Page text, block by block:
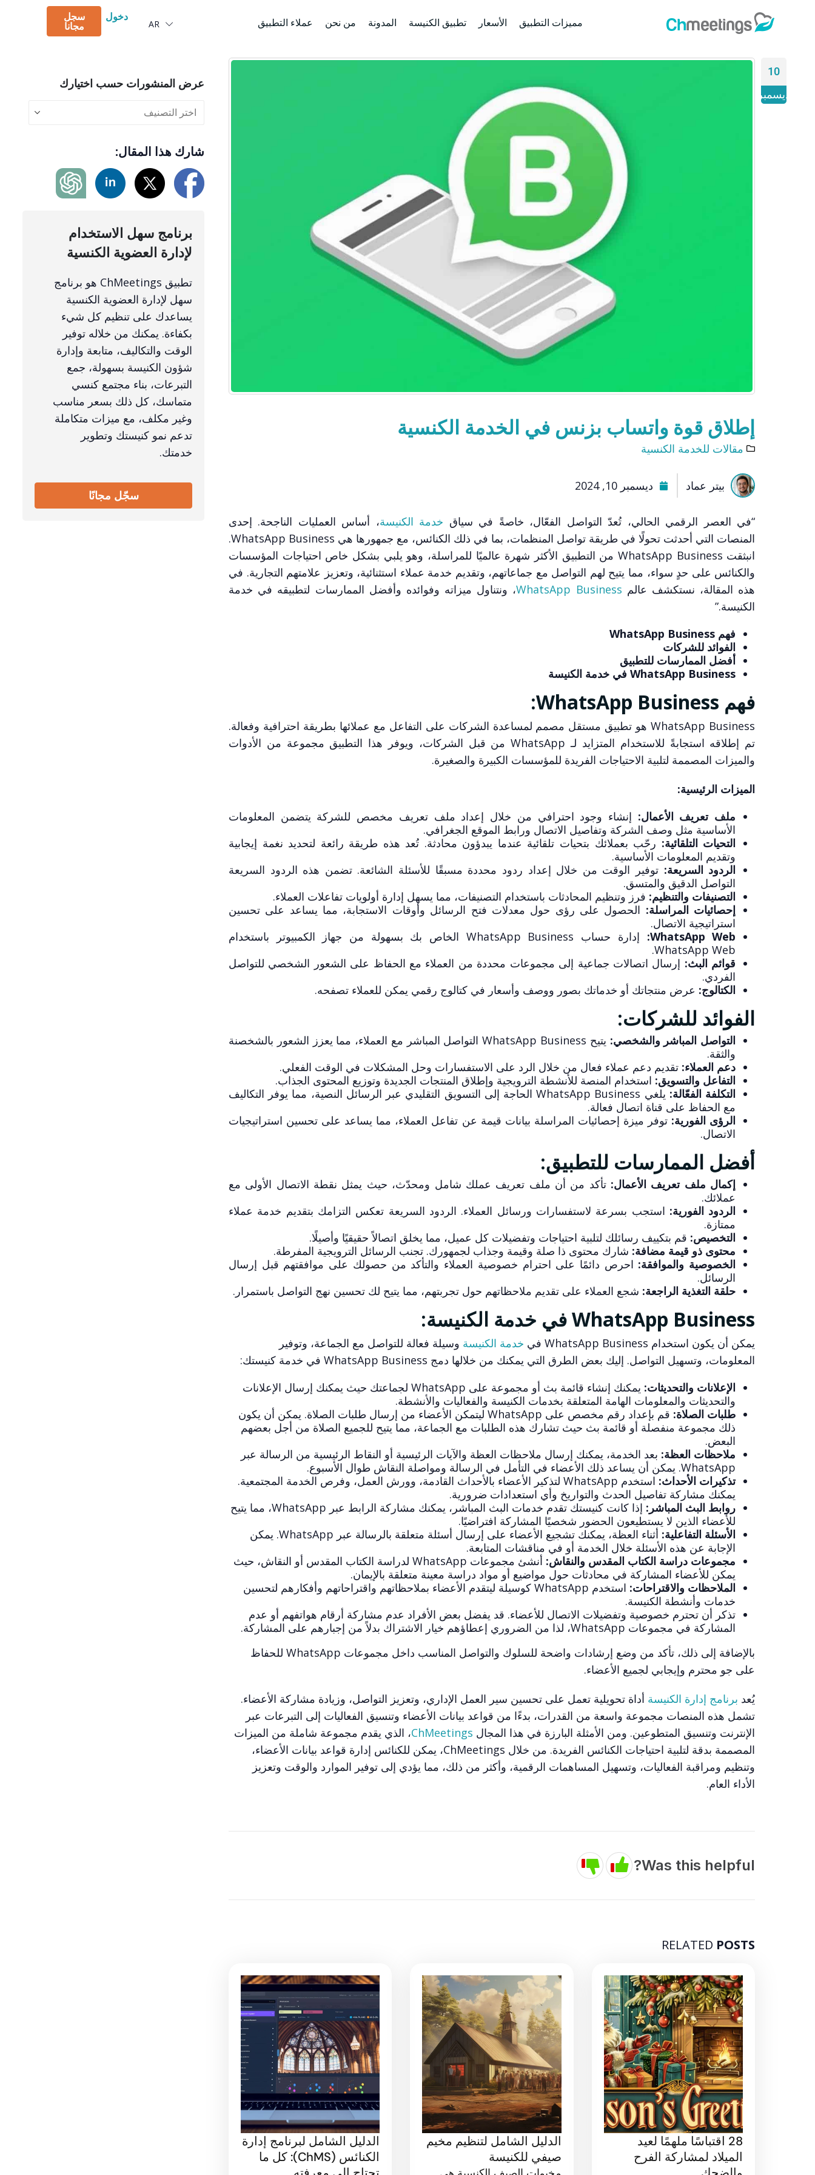
مميزات التطبيق الأسعار تطبيق الكنيسة المدونة من نحن عملاء التطبيق AR
Deutsch
دخول سجل
مجانا
10
ديسمبر
إطلاق قوة واتساب بزنس في الخدمة الكنسية
مقالات للخدمة الكنسية
بيتر عماد ديسمبر 10, 2024
“في العصر الرقمي الحالي، تُعدّ التواصل الفعّال، خاصةً في سياق خدمة الكنيسة، أساس العمليات الناجحة. إحدى
المنصات التي أحدثت تحولًا في طريقة تواصل المنظمات، بما في ذلك الكنائس، مع جمهورها هي WhatsApp Business.
انبثقت WhatsApp Business من التطبيق الأكثر شهرة عالميًا للمراسلة، وهو يلبي بشكل خاص احتياجات المؤسسات
والكنائس على حدٍ سواء، مما يتيح لهم التواصل مع جماعاتهم، وتقديم خدمة عملاء استثنائية، وتعزيز علامتهم التجارية. في
هذه المقالة، نستكشف عالم WhatsApp Business، ونتناول ميزاته وفوائده وأفضل الممارسات لتطبيقه في خدمة
الكنيسة.”
فهم WhatsApp Business
الفوائد للشركات
أفضل الممارسات للتطبيق
WhatsApp Business في خدمة الكنيسة
فهم WhatsApp Business:
WhatsApp Business هو تطبيق مستقل مصمم لمساعدة الشركات على التفاعل مع عملائها بطريقة احترافية وفعالة.
تم إطلاقه استجابةً للاستخدام المتزايد لـ WhatsApp من قبل الشركات، ويوفر هذا التطبيق مجموعة من الأدوات
والميزات المصممة لتلبية الاحتياجات الفريدة للمؤسسات الكبيرة والصغيرة.
الميزات الرئيسية:
ملف تعريف الأعمال: إنشاء وجود احترافي من خلال إعداد ملف تعريف مخصص للشركة يتضمن المعلومات
الأساسية مثل وصف الشركة وتفاصيل الاتصال ورابط الموقع الجغرافي.
التحيات التلقائية: رحّب بعملائك بتحيات تلقائية عندما يبدؤون محادثة. تُعد هذه طريقة رائعة لتحديد نغمة إيجابية
وتقديم المعلومات الأساسية.
الردود السريعة: توفير الوقت من خلال إعداد ردود محددة مسبقًا للأسئلة الشائعة. تضمن هذه الردود السريعة
التواصل الدقيق والمتسق.
التصنيفات والتنظيم: فرز وتنظيم المحادثات باستخدام التصنيفات، مما يسهل إدارة أولويات تفاعلات العملاء.
إحصائيات المراسلة: الحصول على رؤى حول معدلات فتح الرسائل وأوقات الاستجابة، مما يساعد على تحسين
استراتيجية الاتصال.
WhatsApp Web:
إدارة حساب WhatsApp Business الخاص بك بسهولة من جهاز الكمبيوتر باستخدام
WhatsApp Web.
قوائم البث: إرسال اتصالات جماعية إلى مجموعات محددة من العملاء مع الحفاظ على الشعور الشخصي للتواصل
الفردي.
الكتالوج: عرض منتجاتك أو خدماتك بصور ووصف وأسعار في كتالوج رقمي يمكن للعملاء تصفحه.
الفوائد للشركات:
التواصل المباشر والشخصي:
يتيح WhatsApp Business التواصل المباشر مع العملاء، مما يعزز الشعور بالشخصنة
والثقة.
دعم العملاء: تقديم دعم عملاء فعال من خلال الرد على الاستفسارات وحل المشكلات في الوقت الفعلي.
التفاعل والتسويق: استخدام المنصة للأنشطة الترويجية وإطلاق المنتجات الجديدة وتوزيع المحتوى الجذاب.
التكلفة الفعّالة:
يلغي WhatsApp Business الحاجة إلى التسويق التقليدي عبر الرسائل النصية، مما يوفر التكاليف
مع الحفاظ على قناة اتصال فعالة.
الرؤى الفورية: توفر ميزة إحصائيات المراسلة بيانات قيمة عن تفاعل العملاء، مما يساعد على تحسين استراتيجيات
الاتصال.
أفضل الممارسات للتطبيق:
إكمال ملف تعريف الأعمال: تأكد من أن ملف تعريف عملك شامل ومحدّث، حيث يمثل نقطة الاتصال الأولى مع
عملائك.
الردود الفورية: استجب بسرعة لاستفسارات ورسائل العملاء. الردود السريعة تعكس التزامك بتقديم خدمة عملاء
ممتازة.
التخصيص: قم بتكييف رسائلك لتلبية احتياجات وتفضيلات كل عميل، مما يخلق اتصالاً حقيقيًا وأصيلًا.
محتوى ذو قيمة مضافة: شارك محتوى ذا صلة وقيمة وجذاب لجمهورك. تجنب الرسائل الترويجية المفرطة.
الخصوصية والموافقة: احرص دائمًا على احترام خصوصية العملاء والتأكد من حصولك على موافقتهم قبل إرسال
الرسائل.
حلقة التغذية الراجعة: شجع العملاء على تقديم ملاحظاتهم حول تجربتهم، مما يتيح لك تحسين نهج التواصل باستمرار.
WhatsApp Business في خدمة الكنيسة:
يمكن أن يكون استخدام WhatsApp Business في خدمة الكنيسة وسيلة فعالة للتواصل مع الجماعة، وتوفير
المعلومات، وتسهيل التواصل. إليك بعض الطرق التي يمكنك من خلالها دمج WhatsApp Business في خدمة كنيستك:
الإعلانات والتحديثات:
يمكنك إنشاء قائمة بث أو مجموعة على WhatsApp لجماعتك حيث يمكنك إرسال الإعلانات
والتحديثات والمعلومات الهامة المتعلقة بخدمات الكنيسة والفعاليات والأنشطة.
طلبات الصلاة:
قم بإعداد رقم مخصص على WhatsApp ليتمكن الأعضاء من إرسال طلبات الصلاة. يمكن أن يكون
ذلك مجموعة منفصلة أو قائمة بث حيث تشارك هذه الطلبات مع الجماعة، مما يتيح للجميع الصلاة من أجل بعضهم
البعض.
ملاحظات العظة: بعد الخدمة، يمكنك إرسال ملاحظات العظة والآيات الرئيسية أو النقاط الرئيسية من الرسالة عبر
WhatsApp. يمكن أن يساعد ذلك الأعضاء في التأمل في الرسالة ومواصلة النقاش طوال الأسبوع.
تذكيرات الأحداث:
استخدم WhatsApp لتذكير الأعضاء بالأحداث القادمة، وورش العمل، وفرص الخدمة المجتمعية.
يمكنك مشاركة تفاصيل الحدث والتواريخ وأي استعدادات ضرورية.
روابط البث المباشر:
إذا كانت كنيستك تقدم خدمات البث المباشر، يمكنك مشاركة الرابط عبر WhatsApp، مما يتيح
للأعضاء الذين لا يستطيعون الحضور شخصيًا المشاركة افتراضيًا.
الأسئلة التفاعلية:
أثناء العظة، يمكنك تشجيع الأعضاء على إرسال أسئلة متعلقة بالرسالة عبر WhatsApp. يمكن
الإجابة عن هذه الأسئلة خلال الخدمة أو في مناقشات المتابعة.
مجموعات دراسة الكتاب المقدس والنقاش:
أنشئ مجموعات WhatsApp لدراسة الكتاب المقدس أو النقاش، حيث
يمكن للأعضاء المشاركة في محادثات حول مواضيع أو مواد دراسة معينة متعلقة بالإيمان.
الملاحظات والاقتراحات:
استخدم WhatsApp كوسيلة ليتقدم الأعضاء بملاحظاتهم واقتراحاتهم وأفكارهم لتحسين
خدمات وأنشطة الكنيسة.
تذكر أن تحترم خصوصية وتفضيلات الاتصال للأعضاء. قد يفضل بعض الأفراد عدم مشاركة أرقام هواتفهم أو عدم
المشاركة في مجموعات WhatsApp، لذا من الضروري إعطاؤهم خيار الاشتراك بدلاً من إجبارهم على المشاركة.
بالإضافة إلى ذلك، تأكد من وضع إرشادات واضحة للسلوك والتواصل المناسب داخل مجموعات WhatsApp للحفاظ
على جو محترم وإيجابي لجميع الأعضاء.
يُعد برنامج إدارة الكنيسة أداة تحويلية تعمل على تحسين سير العمل الإداري، وتعزيز التواصل، وزيادة مشاركة الأعضاء.
تشمل هذه المنصات مجموعة واسعة من القدرات، بدءًا من قواعد بيانات الأعضاء وتنسيق الفعاليات إلى التبرعات عبر
الإنترنت وتنسيق المتطوعين. ومن الأمثلة البارزة في هذا المجال ChMeetings، الذي يقدم مجموعة شاملة من الميزات
المصممة بدقة لتلبية احتياجات الكنائس الفريدة. من خلال ChMeetings، يمكن للكنائس إدارة قواعد بيانات الأعضاء،
وتنظيم ومراقبة الفعاليات، وتسهيل المساهمات الرقمية، وأكثر من ذلك، مما يؤدي إلى توفير الموارد والوقت وتعزيز
الأداء العام.
Was this helpful?
RELATED POSTS
28 اقتباسًا ملهمًا لعيد
الميلاد لمشاركة الفرح
الدليل الشامل لتنظيم مخيم
صيفي للكنيسة
الدليل الشامل لبرنامج إدارة
الكنائس (ChMS): كل ما
عرض المنشورات حسب اختيارك
شارك هذا المقال:
برنامج سهل الاستخدام
لإدارة العضوية الكنسية
تطبيق ChMeetings هو برنامج
سهل لإدارة العضوية الكنسية
يساعدك على تنظيم كل شيء
بكفاءة. يمكنك من خلاله توفير
الوقت والتكاليف، متابعة وإدارة
شؤون الكنيسة بسهولة، جمع
التبرعات، بناء مجتمع كنسي
متماسك، كل ذلك بسعر مناسب
وغير مكلف، مع ميزات متكاملة
تدعم نمو كنيستك وتطوير
خدمتك.
سجّل مجانًا